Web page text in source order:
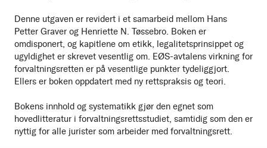
Denne utgaven er revidert i et samarbeid mellom Hans
Petter Graver og Henriette N. Tøssebro. Boken er
omdisponert, og kapitlene om etikk, legalitetsprinsippet og
ugyldighet er skrevet vesentlig om. EØS-avtalens virkning for
forvaltningsretten er på vesentlige punkter tydeliggjort.
Ellers er boken oppdatert med ny rettspraksis og teori.
Bokens innhold og systematikk gjør den egnet som
hovedlitteratur i forvaltningsrettsstudiet, samtidig som den er
nyttig for alle jurister som arbeider med forvaltningsrett.